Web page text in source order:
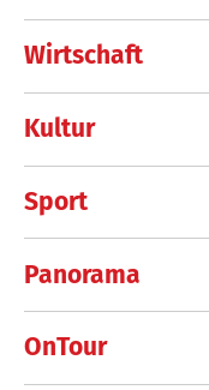
Wirtschaft
Kultur
Sport
Panorama
OnTour